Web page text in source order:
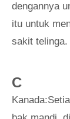
dengannya
itu untuk
sakit telinga.
C